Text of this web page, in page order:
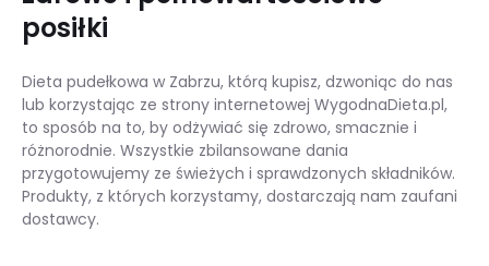
posiłki
Dieta pudełkowa w Zabrzu, którą kupisz, dzwoniąc do nas
lub korzystając ze strony internetowej WygodnaDieta.pl,
to sposób na to, by odżywiać się zdrowo, smacznie i
różnorodnie. Wszystkie zbilansowane dania
przygotowujemy ze świeżych i sprawdzonych składników.
Produkty, z których korzystamy, dostarczają nam zaufani
dostawcy.